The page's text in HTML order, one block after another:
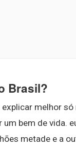
Brasil?
explicar melhor
bem de vida.
metade e a